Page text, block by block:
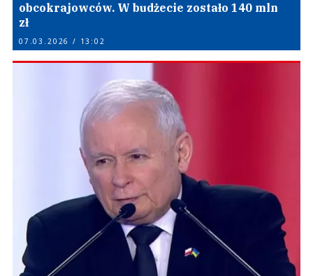
obcokrajowców. W budżecie zostało 140 mln
zł
07.03.2026 / 13:02